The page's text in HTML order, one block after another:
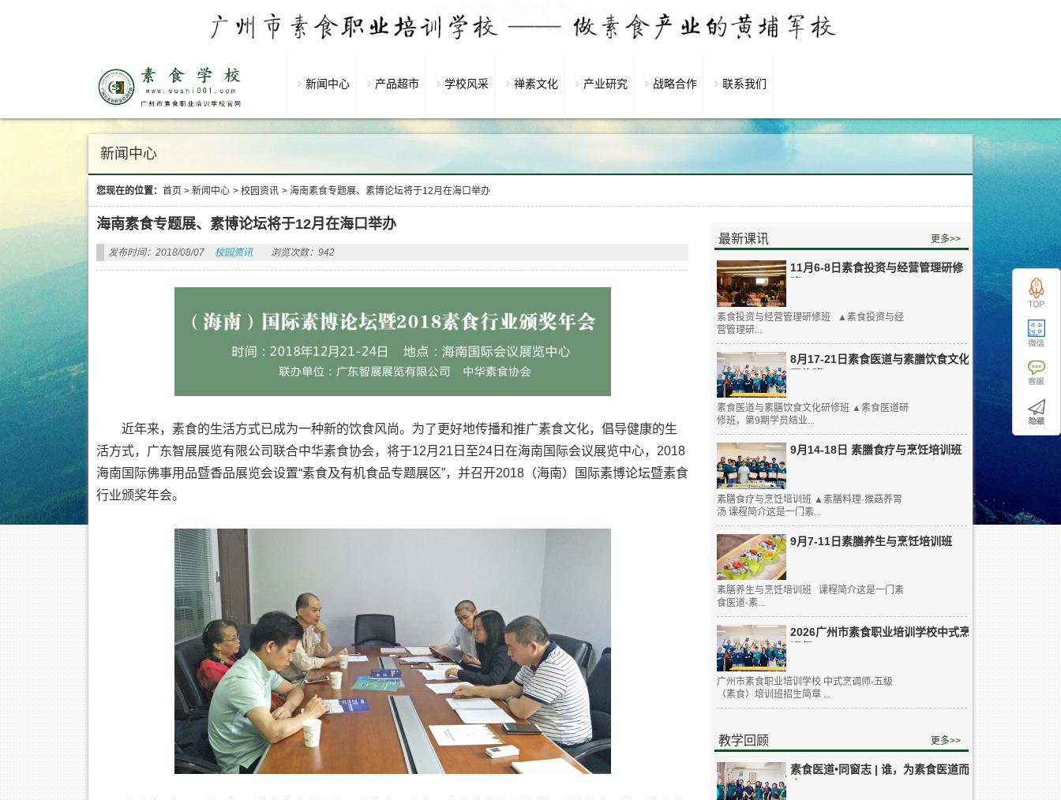
新闻中心 产品超市 学校风采 禅素文化 产业研究 战略合作 联系我们
新闻中心
您现在的位置： 首页 > 新闻中心 > 校园资讯 > 海南素食专题展、素博论坛将于12月在海口举办
最新课讯 更多>>
11月6-8日素食投资与经营管理研修
素食投资与经营管理研修班 ▲素食投资与经
营管理研...
8月17-21日素食医道与素膳饮食文化
研修班
素食医道与素膳饮食文化研修班 ▲素食医道研
修班，第9期学员结业...
9月14-18日 素膳食疗与烹饪培训班
素膳食疗与烹饪培训班 ▲素膳料理·猴菇养胃
汤 课程简介这是一门素...
9月7-11日素膳养生与烹饪培训班
素膳养生与烹饪培训班 课程简介这是一门素
食医道·素...
2026广州市素食职业培训学校中式烹
广州市素食职业培训学校 中式烹调师-五级
（素食）培训班招生简章 ...
教学回顾 更多>>
素食医道•同窗志 | 谁，为素食医道而
海南素食专题展、素博论坛将于12月在海口举办
发布时间：2018/08/07 校园资讯 浏览次数：942
近年来，素食的生活方式已成为一种新的饮食风尚。为了更好地传播和推广素食文化，倡导健康的生
活方式，广东智展展览有限公司联合中华素食协会，将于12月21日至24日在海南国际会议展览中心，2018
海南国际佛事用品暨香品展览会设置“素食及有机食品专题展区”，并召开2018（海南）国际素博论坛暨素食
行业颁奖年会。